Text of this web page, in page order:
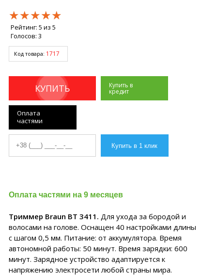
★★★★★
★★★★★
★★★★★
Рейтинг: 5 из 5
Голосов: 3
Код товара: 1717
КУПИТЬ Купить в
кредит
Оплата
частями
Оплата частями на 9 месяцев
Триммер Braun BT 3411. Для ухода за бородой и
волосами на голове. Оснащен 40 настройками длины
с шагом 0,5 мм. Питание: от аккумулятора. Время
автономной работы: 50 минут. Время зарядки: 600
минут. Зарядное устройство адаптируется к
напряжению электросети любой страны мира.